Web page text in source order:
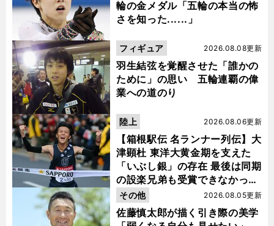
輪の金メダル「五輪の本当の怖
さを知った......」
羽生結弦を覚醒させた「誰かの
ために」の思い 五輪連覇の偉
業への道のり
2026.08.08更新
フィギュア
【箱根駅伝 名ランナー列伝】大
津顕杜 東洋大黄金期を支えた
「いぶし銀」の存在 最後は同期
の設楽兄弟も受賞できなかった
金栗杯に輝く
2026.08.06更新
陸上
佐藤慎太郎が描く引き際の美学
2026.08.05更新
その他